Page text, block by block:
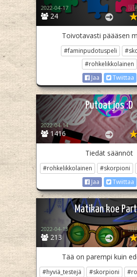
24
2022-04-17
Toivotavasti päääsen
#faminpudotuspeli
#rohkelikkolainen
Jaa
Twiittaa
Putoat jos :D
1416
2022-04-14
Tiedät säännöt
#rohkelikkolainen #skorpioni
Jaa
Twiittaa
Matikan koe
213
2022-04-13
Tää on parempi kuin
#hyviä_testejä #skorpioni